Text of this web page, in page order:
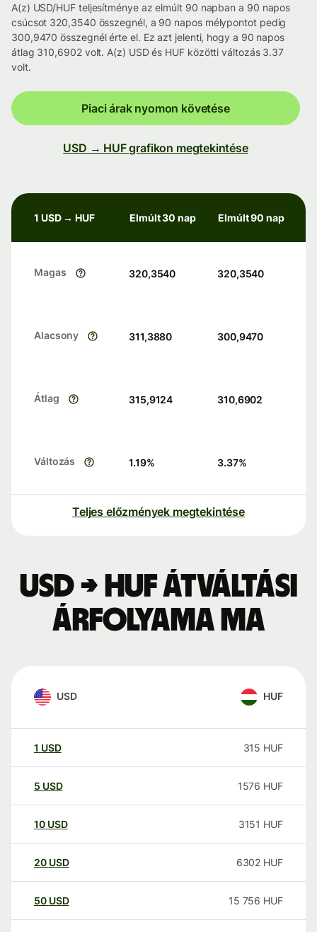
A(z) USD/HUF teljesítménye az elmúlt 90 napban a 90 napos
csúcsot 320,3540 összegnél, a 90 napos mélypontot pedig
300,9470 összegnél érte el. Ez azt jelenti, hogy a 90 napos
átlag 310,6902 volt. A(z) USD és HUF közötti változás 3.37
volt.
Piaci árak nyomon követése
USD → HUF grafikon megtekintése
1 USD → HUF Elmúlt 30 nap Elmúlt 90 nap
Magas 320,3540 320,3540
Alacsony 311,3880 300,9470
Átlag 315,9124 310,6902
Változás 1.19% 3.37%
Teljes előzmények megtekintése
USD → HUF átváltási
árfolyama ma
USD HUF
1 USD 315 HUF
5 USD 1576 HUF
10 USD 3151 HUF
20 USD 6302 HUF
50 USD 15 756 HUF